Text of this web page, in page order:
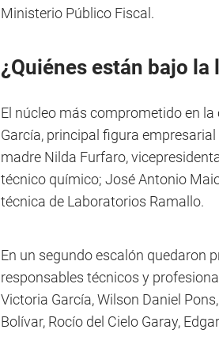
Ministerio Público Fiscal.
¿Quiénes están bajo
El núcleo más comprometido en
García, principal figura
madre Nilda Furfaro,
técnico químico; José Antonio
técnica de Laboratorios Ramallo.
En un segundo escalón quedaron
responsables técnicos y
Victoria García, Wilson Daniel
Bolívar, Rocío del Cielo Garay,